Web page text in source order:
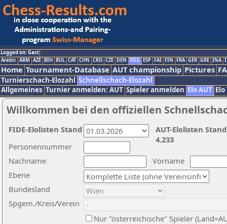
Logged on: Gast
Arabic ARM AZE BIH BUL CAT CHN CRO CZE DEN ENG ESP FAI FIN FRA GER GRE INA
Home Tournament-Database AUT championship Pictures
Turnierschach-Elozahl Schnellschach-Elozahl
Allgemeines Turnier anmelden: AUT Spieler anmelden Elo AUT
Willkommen bei den offiziellen
Nachname
Vorname
Ebene
Personennummer
Bundesland
Spgem./Kreis/Verein
Nur "österreichische" Spieler
AUT-Elolisten
4.233
FIDE-Elolisten Stand